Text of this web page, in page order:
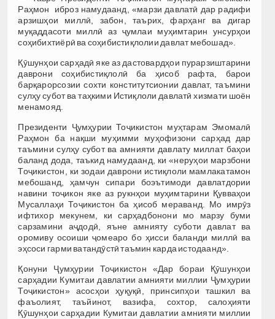
Раҳмон иброз намудаанд, «марзи давлатӣ дар радифи
арзишҳои миллӣ, забон, таърих, фарҳанг ва дигар
муқаддасоти миллӣ аз ҷумлаи муҳимтарин унсурҳои
соҳибихтиёрӣ ва соҳибистиқлолии давлат мебошад».
Қӯшунҳои сарҳадӣ яке аз дастовардҳои пурарзиштарини
даврони соҳибистиқлолӣ ба ҳисоб рафта, барои
барқарорсозии сохти конститутсионии давлат, таъмини
сулҳу субот ва таҳкими Истиқлоли давлатӣ хизмати шоён
менамояд.
Президенти Ҷумҳурии Тоҷикистон муҳтарам Эмомалӣ
Раҳмон ба нақши муҳимми муҳофизони сарҳад дар
таъмини сулҳу субот ва амнияти давлату миллат баҳои
баланд дода, таъкид намудаанд, ки «неруҳои марзбони
Тоҷикистон, ки зодаи даврони истиқлоли мамлакатамон
мебошанд, ҳамчун сипари боэътимоди давлатдории
навини тоҷикон яке аз рукнҳои муҳимтарини Қувваҳои
Мусаллаҳи Тоҷикистон ба ҳисоб мераванд. Мо имрӯз
ифтихор мекунем, ки сарҳадбонони мо марзу буми
сарзамини аҷдодӣ, яъне амнияту суботи давлат ва
оромиву осоиши ҷомеаро бо ҳисси баланди миллӣ ва
эҳсоси гарми ватандӯстӣ таъмин карда истодаанд».
Қонуни Ҷумҳурии Тоҷикистон «Дар бораи Қӯшунҳои
сарҳадии Кумитаи давлатии амнияти миллии Ҷумҳурии
Тоҷикистон» асосҳои ҳуқуқӣ, принсипҳои ташкил ва
фаъолият, таъйинот, вазифа, сохтор, салоҳияти
Қӯшунҳои сарҳадии Кумитаи давлатии амнияти миллии